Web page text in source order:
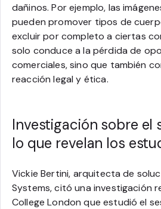
dañinos. Por ejemplo, las
pueden promover tipos de
excluir por completo a ciertas
solo conduce a la pérdida de
comerciales, sino que también
reacción legal y ética.
Investigación sobre el
lo que revelan los
Vickie Bertini, arquitecta de
Systems, citó una investigación
College London que estudió el